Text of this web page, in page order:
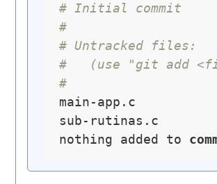
# Initial commit
#
# Untracked files:
#   (use "git add
#
main-app.c
sub-rutinas.c
nothing added to